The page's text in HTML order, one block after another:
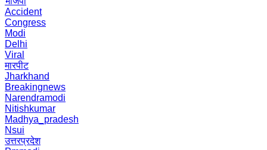
Accident
Congress
Modi
Delhi
Viral
मारपीट
Jharkhand
Breakingnews
Narendramodi
Nitishkumar
Madhya_pradesh
Nsui
उत्तरप्रदेश